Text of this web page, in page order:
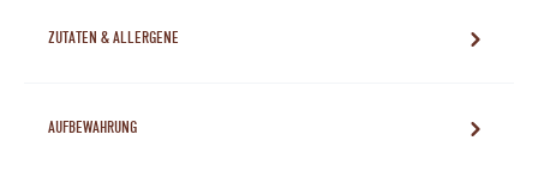
ZUTATEN & ALLERGENE
AUFBEWAHRUNG